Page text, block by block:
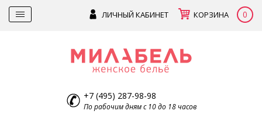
ЛИЧНЫЙ КАБИНЕТ КОРЗИНА 0
+7 (495) 287-98-98
По рабочим дням с 10 до 18 часов